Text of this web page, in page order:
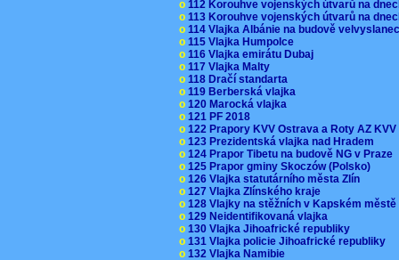
o 112 Korouhve vojenských útvarů na
o 113 Korouhve vojenských útvarů na
o 114 Vlajka Albánie na budově
o 115 Vlajka Humpolce
o 116 Vlajka emirátu Dubaj
o 117 Vlajka Malty
o 118 Dračí standarta
o 119 Berberská vlajka
o 120 Marocká vlajka
o 121 PF 2018
o 122 Prapory KVV Ostrava a Roty AZ
o 123 Prezidentská vlajka nad Hradem
o 124 Prapor Tibetu na budově NG v Praze
o 125 Prapor gminy Skoczów (Polsko)
o 126 Vlajka statutárního města Zlín
o 127 Vlajka Zlínského kraje
o 128 Vlajky na stěžních v Kapském
o 129 Neidentifikovaná vlajka
o 130 Vlajka Jihoafrické republiky
o 131 Vlajka policie Jihoafrické republiky
o 132 Vlajka Namibie